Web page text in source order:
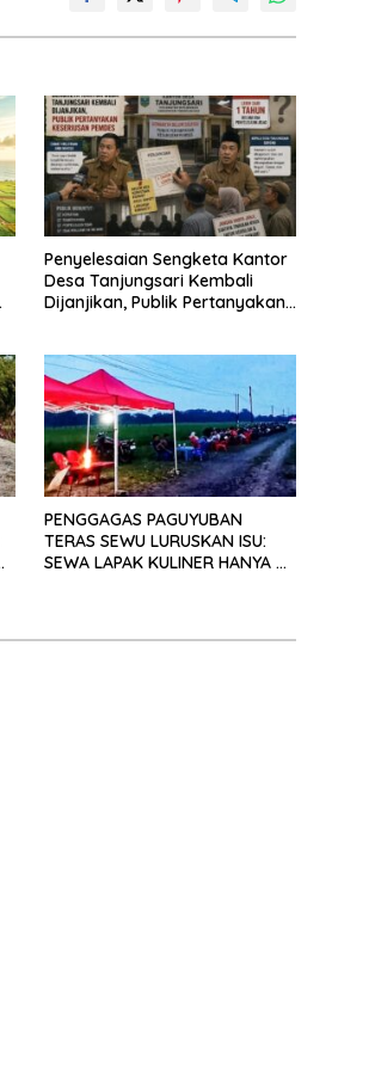
Penyelesaian Sengketa Kantor
Desa Tanjungsari Kembali
Dijanjikan, Publik Pertanyakan
PENGGAGAS PAGUYUBAN
TERAS SEWU LURUSKAN ISU:
SEWA LAPAK KULINER HANYA RP